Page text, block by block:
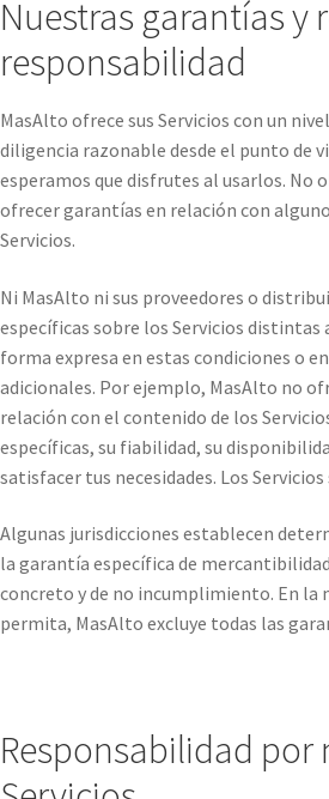
Nuestras garantías y
responsabilidad
MasAlto ofrece sus Servicios con un
diligencia razonable desde el punto de
esperamos que disfrutes al usarlos. No
ofrecer garantías en relación con
Servicios.
Ni MasAlto ni sus proveedores o
específicas sobre los Servicios distintas
forma expresa en estas condiciones o
adicionales. Por ejemplo, MasAlto no
relación con el contenido de los
específicas, su fiabilidad, su
satisfacer tus necesidades. Los
Algunas jurisdicciones establecen
la garantía específica de
concreto y de no incumplimiento. En la
permita, MasAlto excluye todas las
Responsabilidad por